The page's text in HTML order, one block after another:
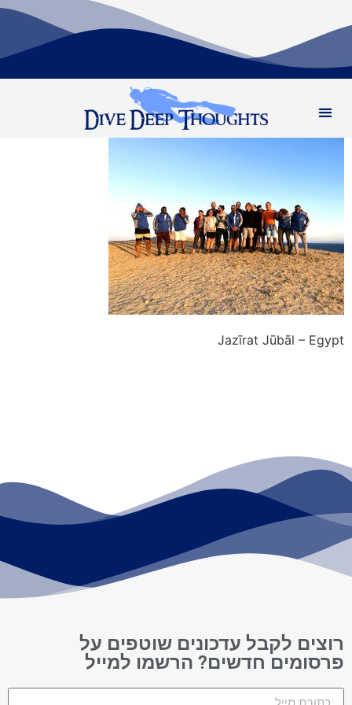
Jazīrat Jūbāl – Egypt
רוצים לקבל עדכונים שוטפים על
פרסומים חדשים? הרשמו למייל